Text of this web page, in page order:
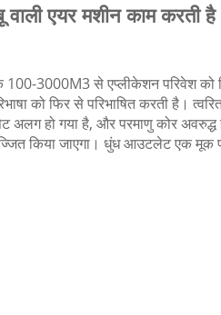
एयर मशीन काम करती है
3000M3 से एप्लीकेशन परिवेश को
को फिर से परिभाषित करती है।
अलग हो गया है, और परमाणु कोर अवरुद्ध
किया जाएगा। धुंध आउटलेट एक मूक